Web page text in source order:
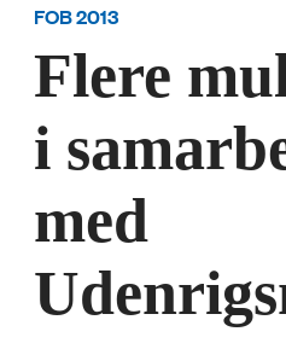
FOB 2013
Flere
i
med